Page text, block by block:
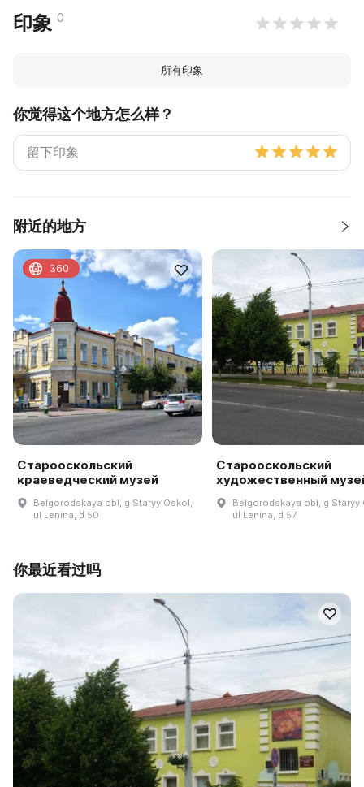
印象 0
所有印象
你觉得这个地方怎么样？
附近的地方
Старооскольский
краеведческий музей
Belgorodskaya obl, g Staryy Oskol,
ul Lenina, d 50
360
Старооскольский
художественный
Belgorodskaya obl, g Staryy
ul Lenina, d 57
你最近看过吗